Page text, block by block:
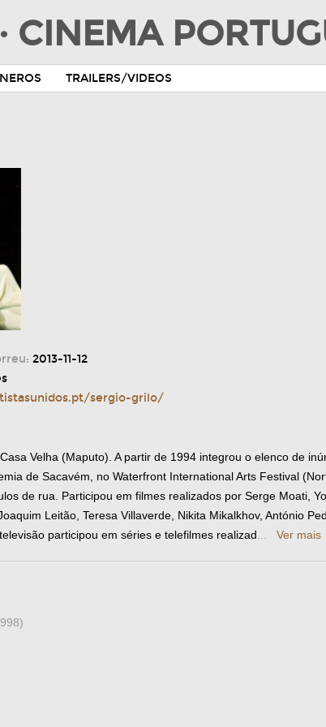
· CINEMA
TRAILERS/VIDEOS
2013-11-12
sergio-grilo/
Velha (Maputo). A partir de 1994 integrou o elenco de
de Sacavém, no Waterfront International Arts Festival
de rua. Participou em filmes realizados por Serge Moati,
Leitão, Teresa Villaverde, Nikita Mikalkhov, António
participou em séries e telefilmes realizad
Ver mais